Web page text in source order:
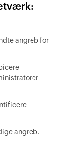
angreb for
angreb.